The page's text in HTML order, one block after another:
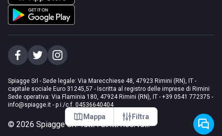
Mappa Filtra
Spiagge Srl - Sede legale: Via Marecchiese 48, 47923 Rimini (RN), IT -
capitale sociale Euro 31245,57 - Iscritta al registro delle imprese di Rimini
Sede operativa: Via Flaminia 180, 47924 Rimini (RN), IT - +39 0541 772375 -
info@spiagge.it - p.i./c.f. 04536640404
© 2026 Spiagge Srl. Tutti i diritti riservati.